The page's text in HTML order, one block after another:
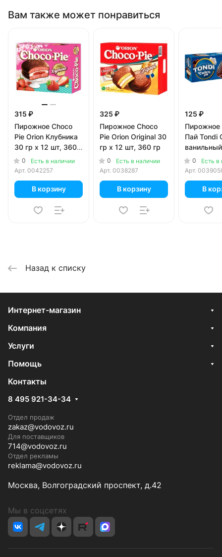
Вам также может понравиться
315 ₽
Пирожное Choco
Pie Orion Клубника
30 гр х 12 шт, 360
гр 0
Есть в наличии
Арт. 0042257
В корзину
325 ₽
Пирожное Choco
Pie Orion Original 30
гр х 12 шт, 360 гр
0
Есть в наличии
Арт. 0038287
В корзину
125 ₽
Пирожное
Пай Tondi
6 шт
0
Есть в
Арт.
В
Назад к списку
Интернет-магазин
Компания
Услуги
Помощь
Контакты
8 495 921-34-34
Отдел продаж
zakaz@vodovoz.ru
Для поставщиков
714@vodovoz.ru
Отдел рекламы
reklama@vodovoz.ru
Москва, Волгоградский проспект, д.42
Мы в соцсетях